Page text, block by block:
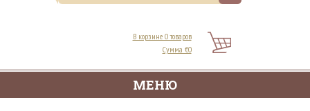
В корзине 0 товаров
Сумма €0
МЕНЮ